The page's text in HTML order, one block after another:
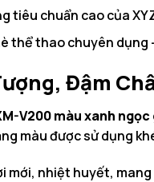
tiêu chuẩn cao của
thể thao chuyên
Đậm
V200 màu xanh ngọc
màu được sử dụng
mới, nhiệt huyết,